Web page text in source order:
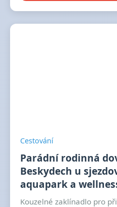
Cestování
Parádní rodinná
Beskydech u
aquapark a
Kouzelné zaklínadlo pro